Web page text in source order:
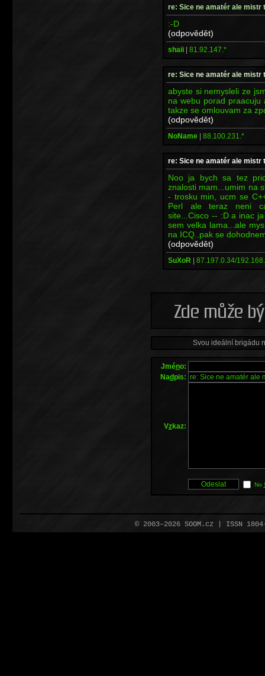
re: Sice ne amatér ale mistr
:-D
(odpovědět)
shaii | 81.92.147.*
re: Sice ne amatér ale mistr
abyste si nemysleli ze
na webu porad
takze se omlouvam za
(odpovědět)
NoName | 88.100.231.*
re: Sice ne amatér ale mistr
Noo ja bych sa tez
znalosti mam...umim na
- trosku min, ucm se
Perl ale teraz neni
site...Cisco -- :D a inac
sem velka lama...ale
na ICQ..pak se
(odpovědět)
SuXoR | 87.197.0.34/
Svou ideální brigádu
Jméno:
Nadpis:
Vzkaz:
No
© 2003–2026 SOOM.cz | ISSN